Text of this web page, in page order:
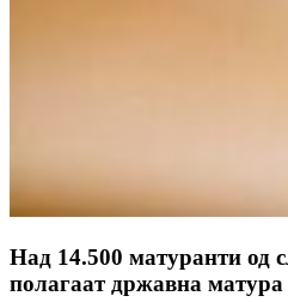
Над 14.500 матуранти од
полагаат државна матура